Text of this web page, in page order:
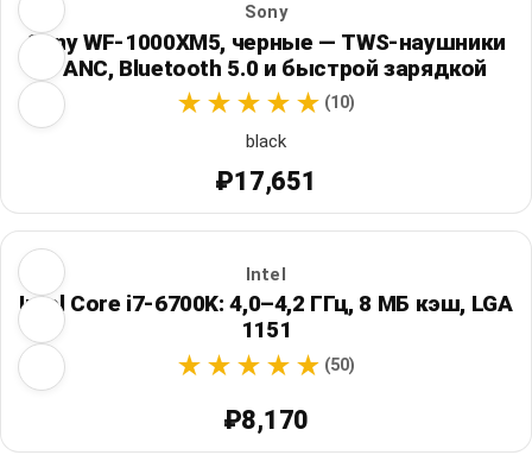
Sony
Sony WF-1000XM5, черные — TWS-наушники
с ANC, Bluetooth 5.0 и быстрой зарядкой
(10)
black
₽17,651
Intel
Intel Core i7-6700K: 4,0–4,2 ГГц, 8 МБ кэш, LGA
1151
(50)
₽8,170